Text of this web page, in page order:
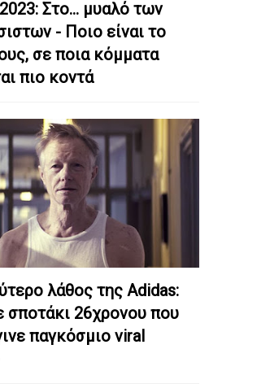
Στο… μυαλό των
- Ποιο είναι το
σε ποια κόμματα
πιο κοντά
λάθος της Adidas:
σποτάκι 26χρονου που
παγκόσμιο viral